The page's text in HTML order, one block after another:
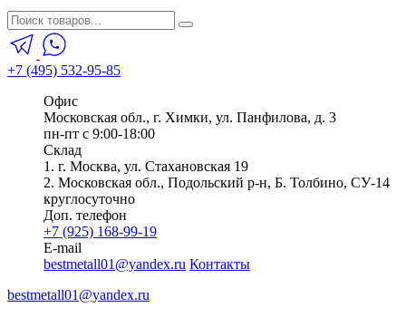
+7 (495) 532-95-85
Офис
Московская обл., г. Химки, ул. Панфилова, д. 3
пн-пт с 9:00-18:00
Склад
1. г. Москва, ул. Стахановская 19
2. Московская обл., Подольский р-н, Б. Толбино, СУ-14
круглосуточно
Доп. телефон
+7 (925) 168-99-19
E-mail
bestmetall01@yandex.ru Контакты
bestmetall01@yandex.ru